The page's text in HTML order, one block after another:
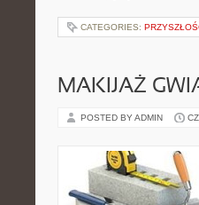
CATEGORIES:
MAKIJAŻ
POSTED BY ADMIN